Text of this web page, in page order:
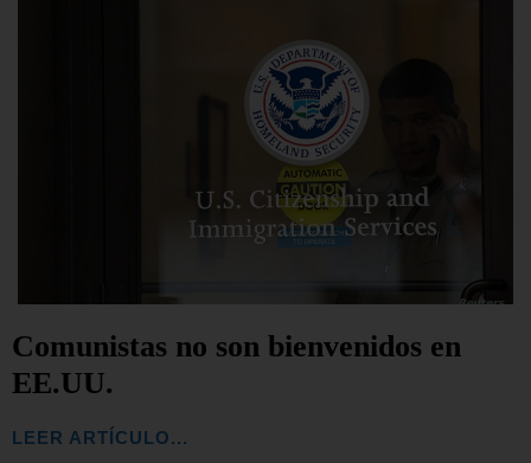
Comunistas no son bienvenidos en
EE.UU.
LEER ARTÍCULO...